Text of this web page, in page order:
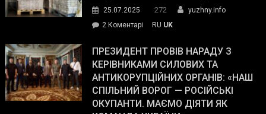
The
Street
Journal.
25.07.2025 272
yuzhny.info
2 Коментарі
Південному
працівникам
ОПЗ
з
матеріального
резерву
RU UK
ПРЕЗИДЕНТ ПРОВІВ НАРАДУ З
КЕРІВНИКАМИ СИЛОВИХ ТА
АНТИКОРУПЦІЙНИХ ОРГАНІВ: «НАШ
СПІЛЬНИЙ ВОРОГ — РОСІЙСЬКІ
ОКУПАНТИ. МАЄМО ДІЯТИ ЯК